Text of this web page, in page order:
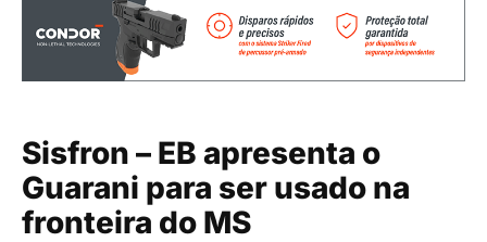
Sisfron – EB apresenta o
Guarani para ser usado na
fronteira do MS